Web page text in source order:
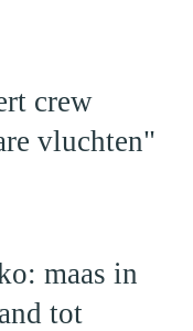
crew
vluchten"
maas in
tot